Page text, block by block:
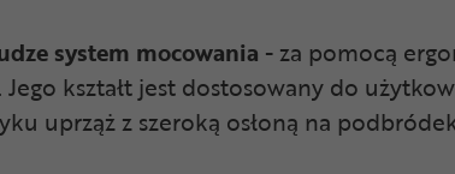
system mocowania - za pomocą
kształt jest dostosowany do
uprząż z szeroką osłoną na